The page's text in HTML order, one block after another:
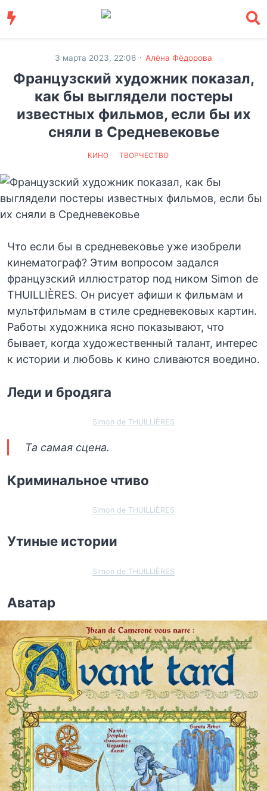
3 марта 2023, 22:06 · Алёна Фёдорова
Французский художник показал,
как бы выглядели постеры
известных фильмов, если бы их
сняли в Средневековье
КИНО ТВОРЧЕСТВО
Что если бы в средневековье уже изобрели
кинематограф? Этим вопросом задался
французский иллюстратор под ником Simon de
THUILLIÈRES. Он рисует афиши к фильмам и
мультфильмам в стиле средневековых картин.
Работы художника ясно показывают, что
бывает, когда художественный талант, интерес
к истории и любовь к кино сливаются воедино.
Леди и бродяга
Simon de THUILLIÈRES
Та самая сцена.
Криминальное чтиво
Simon de THUILLIÈRES
Утиные истории
Simon de THUILLIÈRES
Аватар